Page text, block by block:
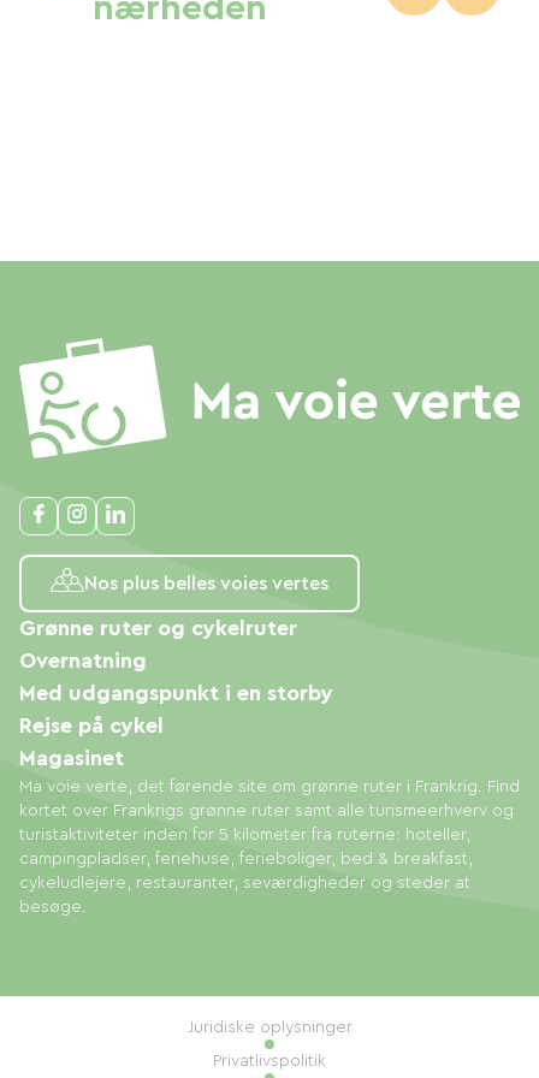
nærheden
Nos plus belles voies vertes
Ma voie verte, det førende site om grønne ruter i Frankrig. Find
kortet over Frankrigs grønne ruter samt alle turismeerhverv og
turistaktiviteter inden for 5 kilometer fra ruterne: hoteller,
campingpladser, feriehuse, ferieboliger, bed & breakfast,
cykeludlejere, restauranter, seværdigheder og steder at
besøge.
Grønne ruter og cykelruter
Overnatning
Med udgangspunkt i en storby
Rejse på cykel
Magasinet
Juridiske oplysninger
Privatlivspolitik